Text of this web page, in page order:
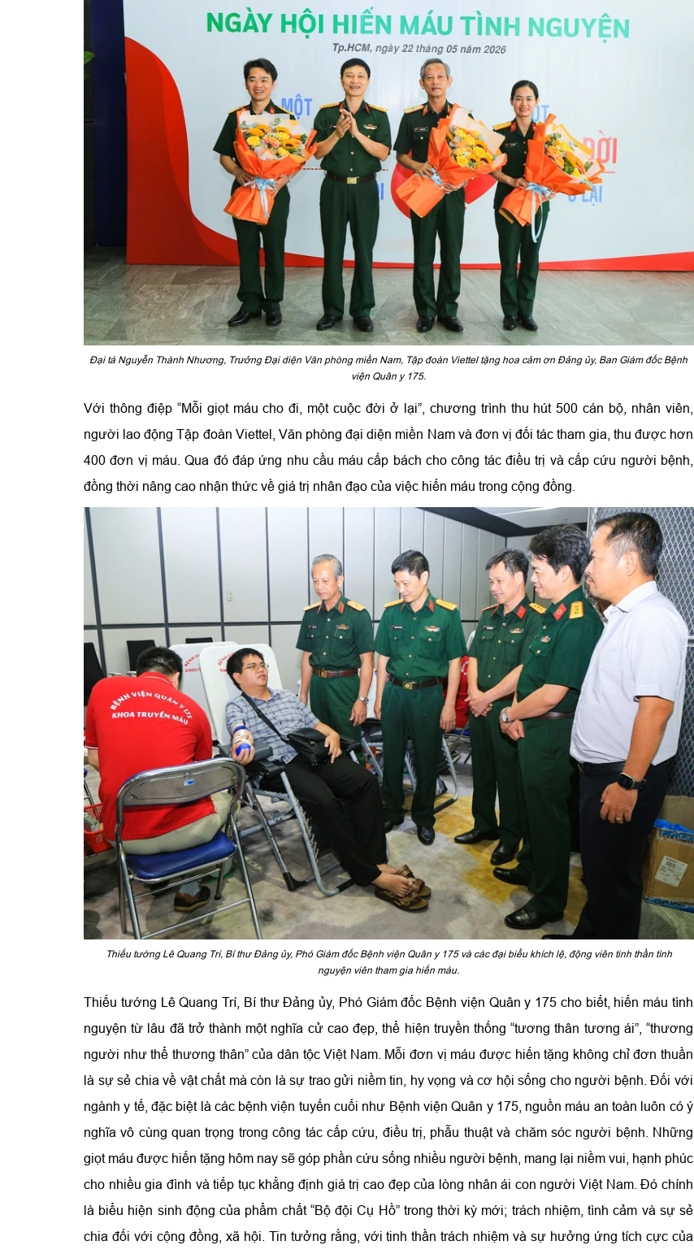
Đại tá Nguyễn Thành Nhương, Trưởng Đại diện Văn phòng miền Nam, Tập đoàn Viettel tặng hoa cảm ơn Đảng ủy, Ban Giám đốc Bệnh
viện Quân y 175.
Với thông điệp “Mỗi giọt máu cho đi, một cuộc đời ở lại”, chương trình thu hút 500 cán bộ, nhân viên,
người lao động Tập đoàn Viettel, Văn phòng đại diện miền Nam và đơn vị đối tác tham gia, thu được hơn
400 đơn vị máu. Qua đó đáp ứng nhu cầu máu cấp bách cho công tác điều trị và cấp cứu người bệnh,
đồng thời nâng cao nhận thức về giá trị nhân đạo của việc hiến máu trong cộng đồng.
Thiếu tướng Lê Quang Trí, Bí thư Đảng ủy, Phó Giám đốc Bệnh viện Quân y 175 và các đại biểu khích lệ, động viên tinh thần tình
nguyện viên tham gia hiến máu.
Thiếu tướng Lê Quang Trí, Bí thư Đảng ủy, Phó Giám đốc Bệnh viện Quân y 175 cho biết, hiến máu tình
nguyện từ lâu đã trở thành một nghĩa cử cao đẹp, thể hiện truyền thống “tương thân tương ái”, “thương
người như thể thương thân” của dân tộc Việt Nam. Mỗi đơn vị máu được hiến tặng không chỉ đơn thuần
là sự sẻ chia về vật chất mà còn là sự trao gửi niềm tin, hy vọng và cơ hội sống cho người bệnh. Đối với
ngành y tế, đặc biệt là các bệnh viện tuyến cuối như Bệnh viện Quân y 175, nguồn máu an toàn luôn có ý
nghĩa vô cùng quan trọng trong công tác cấp cứu, điều trị, phẫu thuật và chăm sóc người bệnh. Những
giọt máu được hiến tặng hôm nay sẽ góp phần cứu sống nhiều người bệnh, mang lại niềm vui, hạnh phúc
cho nhiều gia đình và tiếp tục khẳng định giá trị cao đẹp của lòng nhân ái con người Việt Nam. Đó chính
là biểu hiện sinh động của phẩm chất “Bộ đội Cụ Hồ” trong thời kỳ mới; trách nhiệm, tình cảm và sự sẻ
chia đối với cộng đồng, xã hội. Tin tưởng rằng, với tinh thần trách nhiệm và sự hưởng ứng tích cực của